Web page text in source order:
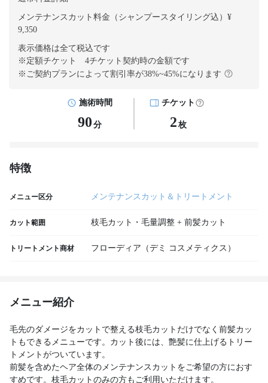
メンテナンスカット料金（シャンプースタイリング込）¥
9,350
表示価格は全て税込です
※定額チケット 4チケット契約時の金額です
※ご契約プランによって割引率が38%~45%になります
施術時間
90 分
チケット
2 枚
特徴
メニュー区分 メンテナンスカット＆トリートメント
カット範囲 枝毛カット・毛量調整 + 前髪カット
トリートメント商材 フローディア（デミ コスメティクス）
メニュー紹介
毛先のダメージをカットで整える枝毛カットだけでなく前髪カッ
トもできるメニューです。カット後には、艶髪に仕上げるトリー
トメントがついています。
前髪を含めたヘア全体のメンテナンスカットをご希望の方におす
すめです。枝毛カットのみの方もご利用いただけます。